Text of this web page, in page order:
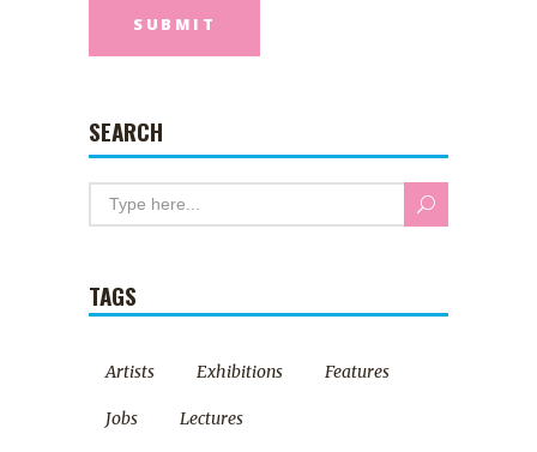
SEARCH
TAGS
Artists Exhibitions Features
Jobs Lectures